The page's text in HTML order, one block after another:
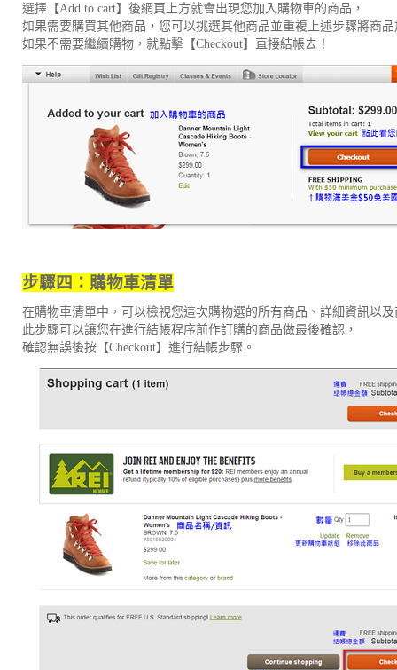
選擇【Add to cart】後網頁上方就會出現您加入購物車的商品，
如果需要購買其他商品，您可以挑選其他商品並重複上述步驟將商
如果不需要繼續購物，就點擊【Checkout】直接結帳去！
步驟四：購物車清單
在購物車清單中，可以檢視您這次購物選的所有商品、詳細資訊以
此步驟可以讓您在進行結帳程序前作訂購的商品做最後確認，
確認無誤後按【Checkout】進行結帳步驟。